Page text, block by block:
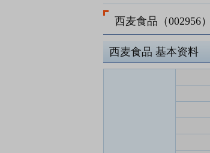
西麦食品（002956）
西麦食品 基本资料